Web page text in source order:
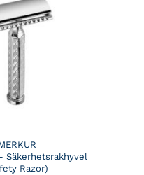
Säkerhetsrakhyvel
Razor)